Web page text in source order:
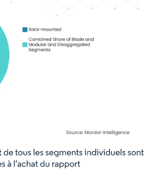
nécessite une attribution sous CC BY